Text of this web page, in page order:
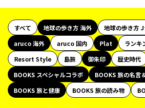
すべて 地球の歩き方 海外
地球の歩き方 J
aruco 海外
aruco 国内 Plat
ランキ
Resort Style
島旅 御朱印 歴史時代
BOOKS スペシャルコラボ
BOOKS 旅の名言
BOOKS 旅と健康
BOOKS 旅の読み物